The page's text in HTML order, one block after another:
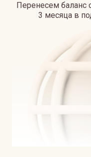
Перенесем баланс
3 месяца в